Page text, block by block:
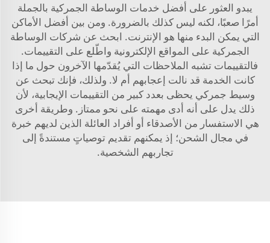
يبدو العثور على أفضل خدمات الوساطة الجمركية بالجملة
أمرًا صعبًا، لكنه ليس كذلك بالضرورة. ومن بين أفضل الأماكن
التي يمكن البدء منها هو الإنترنت. ابحث عن شركات الوساطة
الجمركية على المواقع الإلكترونية واطّلع على التقييمات.
فالتقييمات تشبه الملاحظات التي يُقدّمها الآخرون حول ما إذا
كانت الخدمة قد نالت إعجابهم أم لا. ولذلك، فإنك تبحث عن
وسيط جمركي يحظى بعدد كبير من التقييمات الإيجابية، لأن
ذلك يدل على أنه أدى مهمته على نحو ممتاز. وطريقة أخرى
هي الاستفسار من الأصدقاء أو أفراد العائلة الذين لديهم خبرة
في مجال الشحن؛ إذ يمكنهم تقديم توصياتٍ مستندةً إلى
تجاربهم الشخصية.